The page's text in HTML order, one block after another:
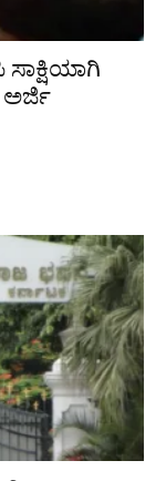
ಸಾಕ್ಷಿಯಾಗಿ